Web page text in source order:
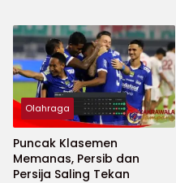
Olahraga
Puncak Klasemen
Memanas, Persib dan
Persija Saling Tekan